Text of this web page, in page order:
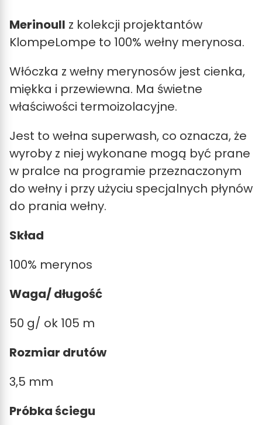
Merinoull z kolekcji projektantów
KlompeLompe to 100% wełny merynosa.
Włóczka z wełny merynosów jest cienka,
miękka i przewiewna. Ma świetne
właściwości termoizolacyjne.
Jest to wełna superwash, co oznacza, że
wyroby z niej wykonane mogą być prane
w pralce na programie przeznaczonym
do wełny i przy użyciu specjalnych płynów
do prania wełny.
Skład
100% merynos
Waga/ długość
50 g/ ok 105 m
Rozmiar drutów
3,5 mm
Próbka ściegu